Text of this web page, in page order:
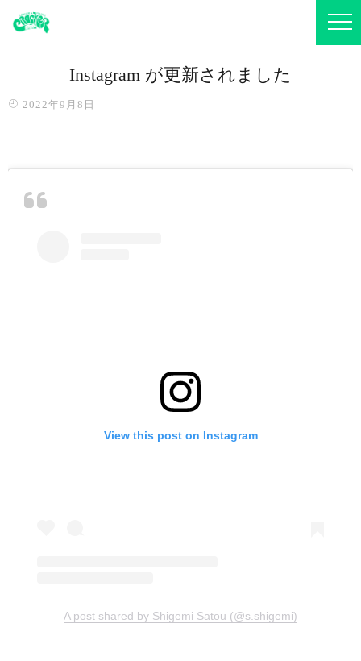
Instagram が更新されました
2022年9月8日
View this post on Instagram
A post shared by Shigemi Satou (@s.shigemi)